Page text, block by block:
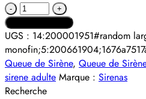
quantité
de
Queue
de
Sirène
Bleue
du
Alternative:
UGS : 14:200001951#random
Queue de Sirène, Queue de
sirene adulte Marque : Sirenas
Recherche